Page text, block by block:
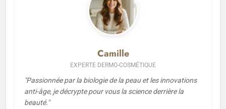
Camille
EXPERTE DERMO-COSMÉTIQUE
"Passionnée par la biologie de la peau et les innovations
anti-âge, je décrypte pour vous la science derrière la
beauté."